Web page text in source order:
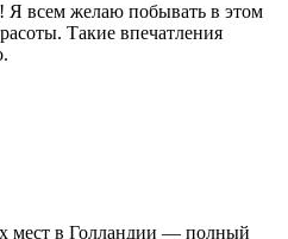
Я всем желаю побывать в этом
Такие впечатления
мест в Голландии — полный